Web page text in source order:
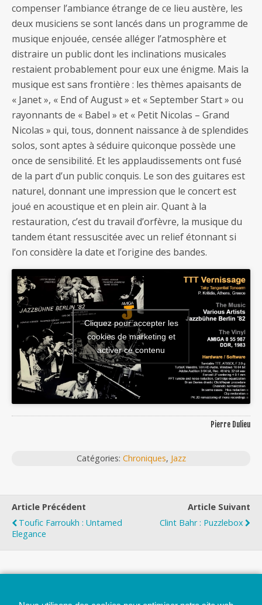
compenser l’ambiance étrange de ce lieu austère, les
deux musiciens se sont lancés dans un programme de
musique enjouée, censée alléger l’atmosphère et
distraire un public dont les inclinations musicales
restaient probablement pour eux une énigme. Mais la
musique est sans frontière : les thèmes apaisants de
« Janet », « End of August » et « September Start » ou
rayonnants de « Babel » et « Petit Nicolas – Grand
Nicolas » qui, tous, donnent naissance à de splendides
solos, sont aptes à séduire quiconque possède une
once de sensibilité. Et les applaudissements ont fusé
de la part d’un public conquis. Le son des guitares est
naturel, donnant une impression que le concert est
joué en acoustique et en plein air. Quant à la
restauration, c’est du travail d’orfèvre, la musique du
tandem étant ressuscitée avec un relief étonnant si
l’on considère la date et l’origine des bandes.
Cliquez pour accepter les
cookies de marketing et
activer ce contenu
Pierre Dulieu
Catégories: Chroniques, Jazz
Article Précédent
Toufic Farroukh : Untamed
Elegance
Article Suivant
Clint Bahr : Puzzlebox